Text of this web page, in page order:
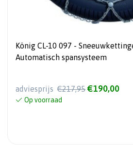
König CL-10 097 -
Automatisch spansysteem
adviesprijs €217,95 €190,00
Op voorraad